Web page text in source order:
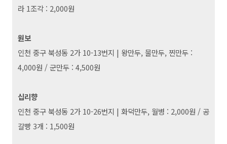
라 1조각 : 2,000원
원보
인천 중구 북성동 2가 10-13번지 | 왕만두, 물만두, 찐만두 :
4,000원 / 군만두 : 4,500원
십리향
인천 중구 북성동 2가 10-26번지 | 화덕만두, 월병 : 2,000원 / 공
갈빵 3개 : 1,500원